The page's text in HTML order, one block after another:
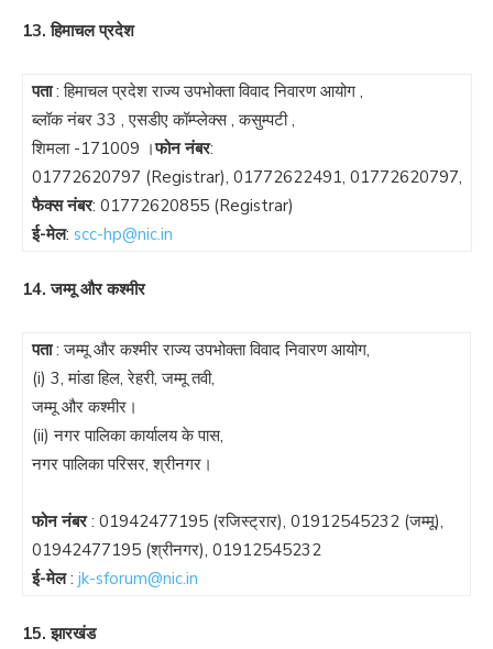
13. हिमाचल प्रदेश
पता: हिमाचल प्रदेश राज्य उपभोक्ता विवाद निवारण आयोग ,
ब्लॉक नंबर 33 , एसडीए कॉम्प्लेक्स , कसुम्पटी ,
शिमला -171009 ।फोन नंबर:
01772620797 (Registrar), 01772622491, 01772620797,
फैक्स नंबर: 01772620855 (Registrar)
ई-मेल: scc-hp@nic.in
14. जम्मू और कश्मीर
पता: जम्मू और कश्मीर राज्य उपभोक्ता विवाद निवारण आयोग,
(i) 3, मांडा हिल, रेहरी, जम्मू तवी,
जम्मू और कश्मीर।
(ii) नगर पालिका कार्यालय के पास,
नगर पालिका परिसर, श्रीनगर।
फोन नंबर: 01942477195 (रजिस्ट्रार), 01912545232 (जम्मू),
01942477195 (श्रीनगर), 01912545232
ई-मेल: jk-sforum@nic.in
15. झारखंड